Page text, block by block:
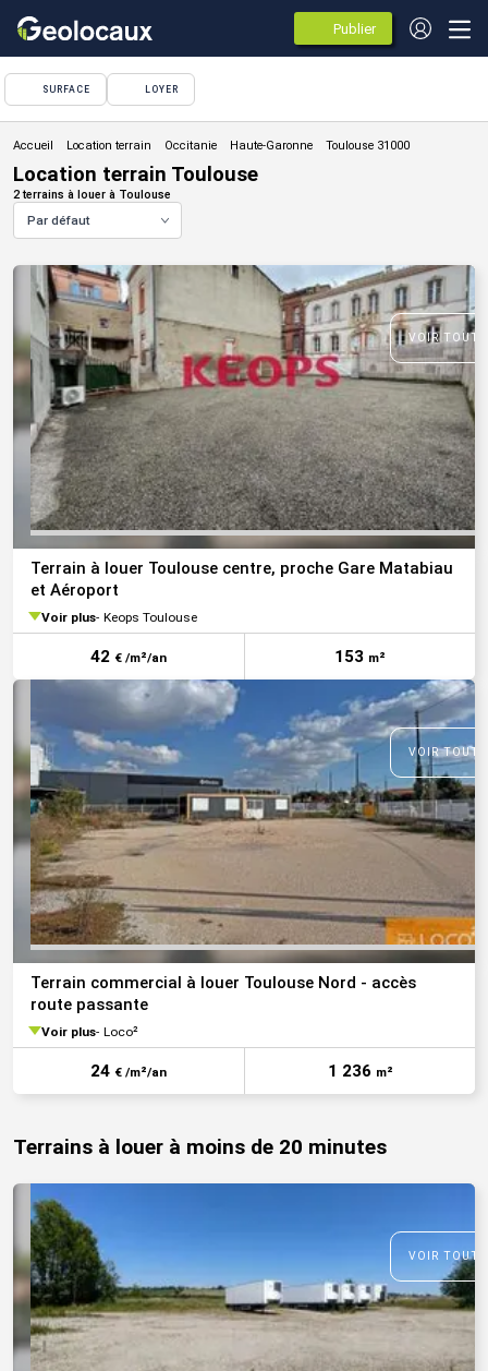
Publier
des
annonces
SURFACE LOYER
Location terrain
Location terrain Toulouse
2 terrains à louer à Toulouse
Par défaut
VOIR
Terrain à louer Toulouse centre, proche Gare Matabiau
et Aéroport
Voir plus Keops Toulouse
42 € /m²/an 153 m²
VOIR
Terrain commercial à louer Toulouse Nord - accès
route passante
Voir plus Loco²
24 € /m²/an 1 236 m²
Terrains à louer à moins de 20 minutes
VOIR